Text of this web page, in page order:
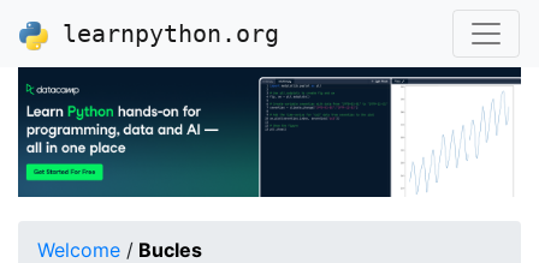
learnpython.org
Welcome / Bucles